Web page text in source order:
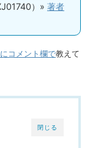
）» 著者
コメント欄で教えて
閉じる